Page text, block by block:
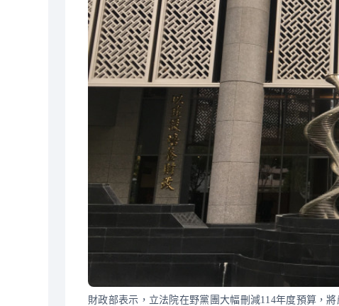
財政部表示，立法院在野黨團大幅刪減114年度預算，